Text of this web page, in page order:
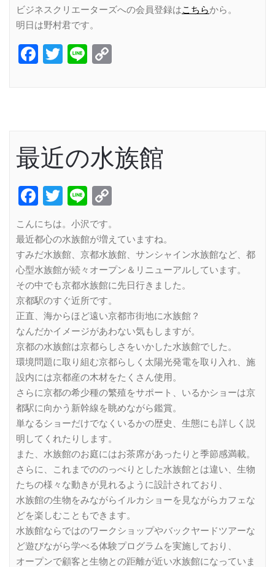
ビジネスクリエーターズへの会員登録はこちらから。
明日は野村君です。
Facebook
Twitter
Line
最近の水族館
Facebook
Twitter
Line
こんにちは。小沢です。
最近都心の水族館が増えていますね。
すみだ水族館、京都水族館、サンシャイン水族館など、都
心型水族館が続々オープン＆リニューアルしています。
その中でも京都水族館に先日行きました。
京都駅のすぐ近所です。
正直、海からほど遠い京都市街地に水族館？
なんだかイメージがあわない気もしますが。
京都の水族館は京都らしさをいかした水族館でした。
環境問題に取り組む京都らしく太陽光発電を取り入れ、施
設内には京都産の木材をたくさん使用。
さらに京都の希少種の繁殖をサポート、いるかショーは京
都駅に向かう新幹線を眺めながら鑑賞。
単なるショーだけでなくいるかの歴史、生態にも詳しく説
明してくれたりします。
また、水族館のお庭にはお茶席があったりと季節感満載。
さらに、これまでののっぺりとした水族館とは違い、生物
たちの様々な動きが見れるように設計されており、
水族館の生物をみながらイルカショーを見ながらカフェな
どを楽しむこともできます。
水族館ならではのワークショップやバックヤードツアーな
ど遊びながら学べる体験プログラムを実施しており、
オープンで顧客と生物との距離が近い水族館になっていま